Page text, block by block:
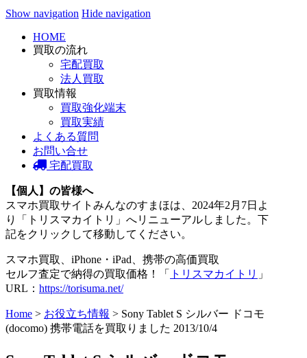
Show navigation Hide navigation
HOME
買取の流れ
宅配買取
法人買取
買取情報
買取強化端末
買取実績
よくある質問
お問い合せ
宅配買取
【個人】の皆様へ
スマホ買取サイトみんなのすまほは、2024年2月7日よ
り「トリスマカイトリ」へリニューアルしました。下
記をクリックして移動してください。
スマホ買取、iPhone・iPad、携帯の高価買取
セルフ査定で納得の買取価格！「
トリスマカイトリ 」
URL： https://torisuma.net/
Home > お役立ち情報 > Sony Tablet S シルバー ドコモ
(docomo) 携帯電話を買取りました 2013/10/4